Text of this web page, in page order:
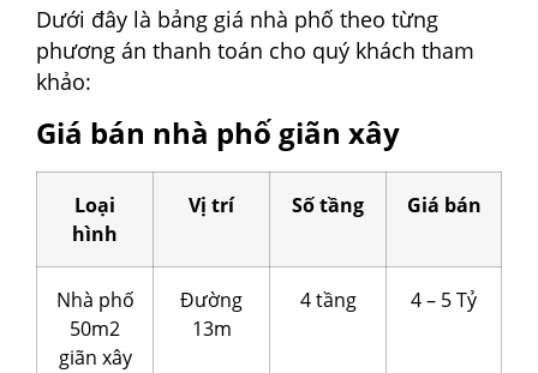
Dưới đây là bảng giá nhà phố theo từng
phương án thanh toán cho quý khách tham
khảo:
Giá bán nhà phố giãn xây
Loại
hình
Vị trí Số tầng Giá bán
Nhà phố
50m2
giãn xây
Đường
13m
4 tầng 4 – 5 Tỷ